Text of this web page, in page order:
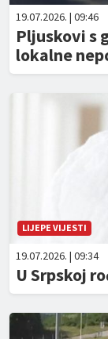
19.07.2026. | 09:46
Pljuskovi s
lokalne
LIJEPE VIJESTI
19.07.2026. | 09:34
U Srpskoj